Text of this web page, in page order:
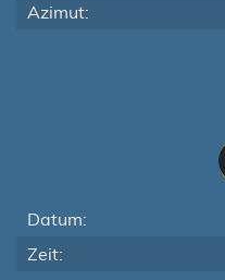
Azimut:
Datum:
Zeit: